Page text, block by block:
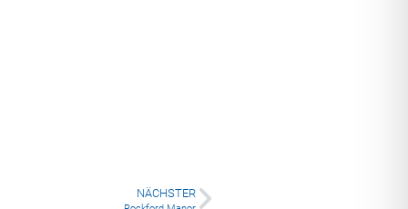
NÄCHSTER